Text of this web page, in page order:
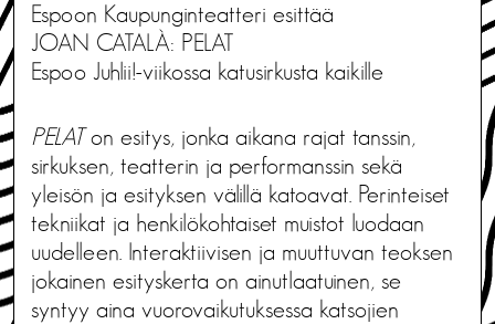
Espoon Kaupunginteatteri esittää
JOAN CATALÀ: PELAT
Espoo Juhlii!-viikossa katusirkusta kaikille
PELATon esitys, jonka aikana rajat tanssin,
sirkuksen, teatterin ja performanssin sekä
yleisön ja esityksen välillä katoavat. Perinteiset
tekniikat ja henkilökohtaiset muistot luodaan
uudelleen. Interaktiivisen ja muuttuvan teoksen
jokainen esityskerta on ainutlaatuinen, se
syntyy aina vuorovaikutuksessa katsojien